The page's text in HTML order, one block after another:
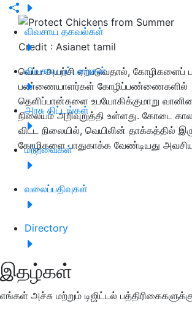
விவசாய தகவல்கள்
விவசாய பட்டறைகள்
அரசு திட்டங்கள்
மற்றவைகள்
வலைப்பதிவுகள்
Directory
இதழ்கள்
எங்கள் அச்சு மற்றும் டிஜிட்டல் பத்திரிகைகளுக்கு
Credit : Asianet tamil
வெப்ப அயற்சி ஏற்படுவதால், கோழிகளைப்
பண்ணையாளர்கள் கோழிப்பண்ணைகளில்
தெளிப்பான்களை உபயோகிக்குமாறு
நிலையம் அறிவுறுத்தி உள்ளது. கோடை
விட்ட நிலையில், வெயிலின் தாக்கத்தில்
கோழிகளை பாதுகாக்க வேண்டியது